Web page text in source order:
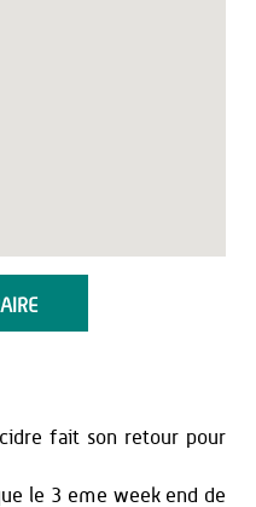
fait son retour pour
le 3 eme week end de